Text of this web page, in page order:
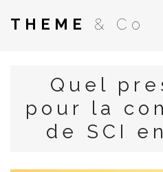
THEME & Co
Quel
pour la
de SCI